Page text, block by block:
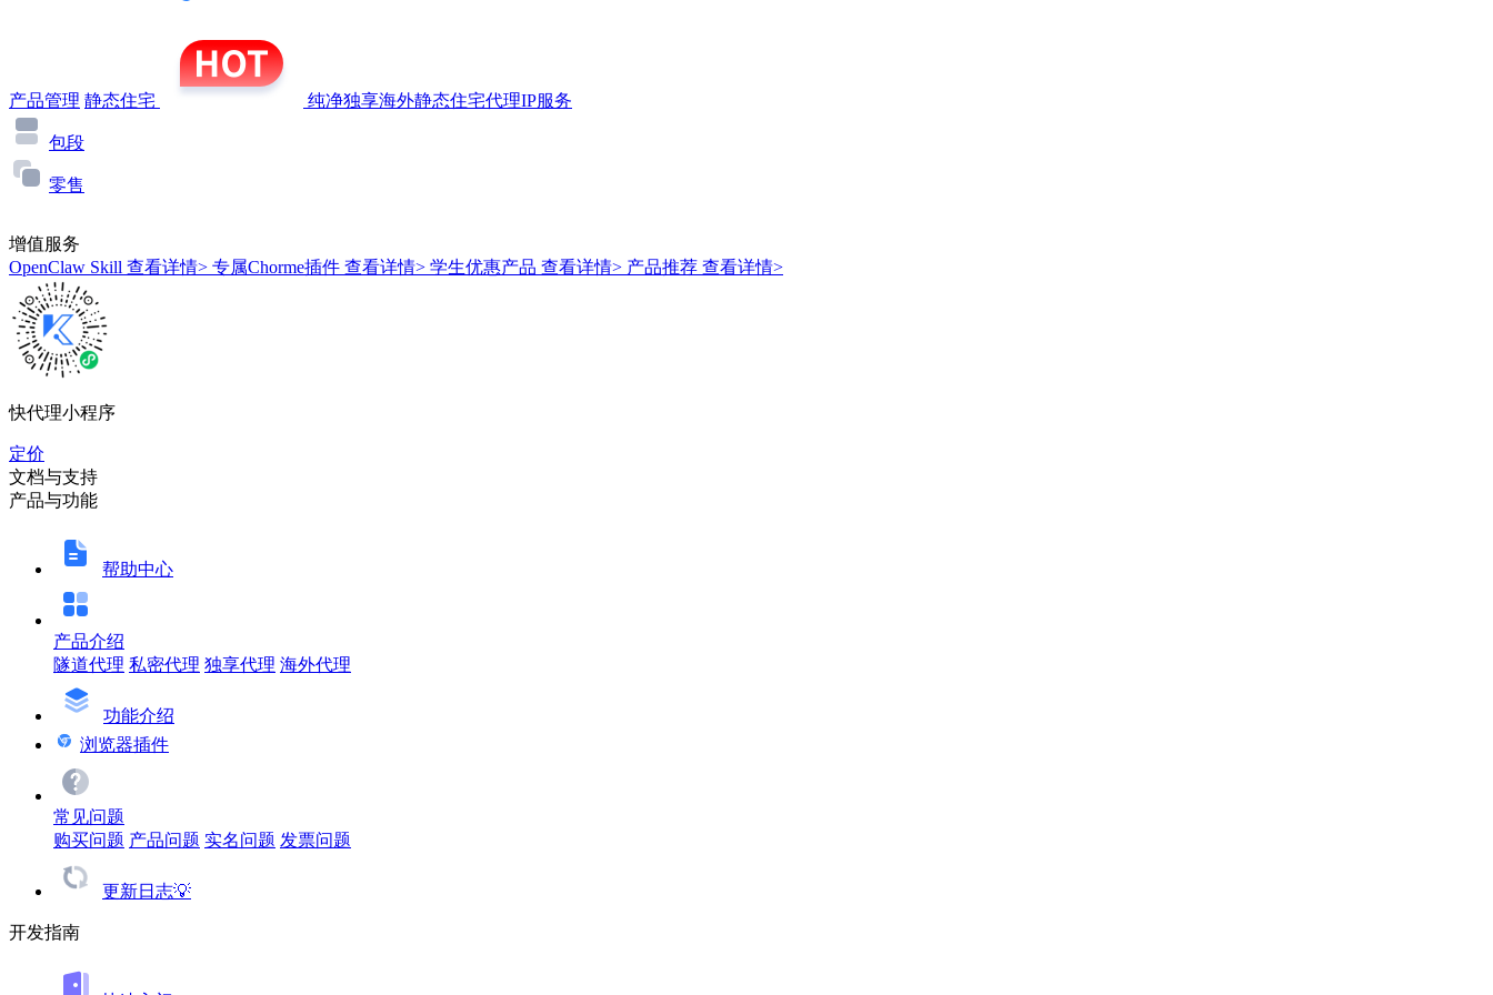
产品管理 静态住宅 纯净独享海外静态住宅代理IP服务
包段
零售
增值服务
OpenClaw Skill 查看详情> 专属Chorme插件 查看详情> 学生优惠产品 查看详情> 产品推荐 查看详情>
快代理小程序
定价
文档与支持
产品与功能
帮助中心
产品介绍
隧道代理 私密代理 独享代理 海外代理
功能介绍
浏览器插件
常见问题
购买问题 产品问题 实名问题 发票问题
更新日志💡
开发指南